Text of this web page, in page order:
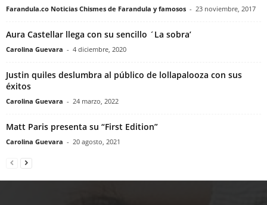
Farandula.co Noticias Chismes de Farandula y famosos - 23 noviembre, 2017
Aura Castellar llega con su sencillo ´La sobra’
Carolina Guevara - 4 diciembre, 2020
Justin quiles deslumbra al público de lollapalooza con sus
éxitos
Carolina Guevara - 24 marzo, 2022
Matt Paris presenta su “First Edition”
Carolina Guevara - 20 agosto, 2021